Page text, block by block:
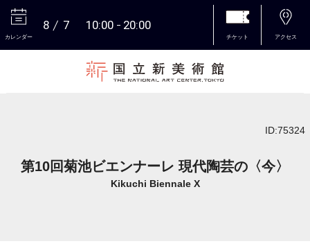
カレンダー
8 7 10:00 20:00
チケット アクセス
ID:75324
第10回菊池ビエンナーレ 現代陶芸の〈今〉
Kikuchi Biennale X